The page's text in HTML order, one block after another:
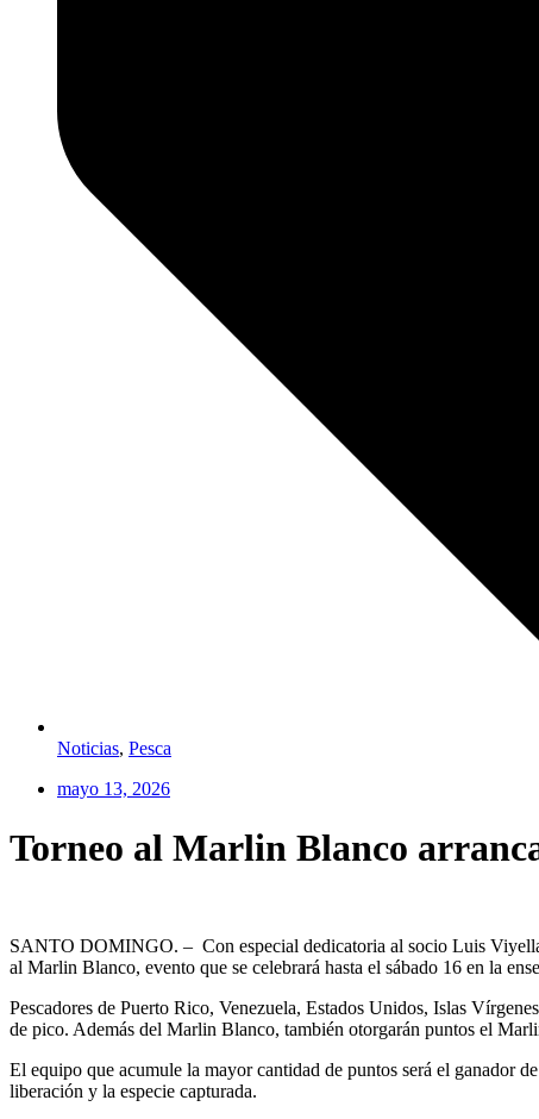
Noticias, Pesca
mayo 13, 2026
Torneo al Marlin Blanco
SANTO DOMINGO. – Con especial dedicatoria al socio Luis
al Marlin Blanco, evento que se celebrará hasta el sábado 16 en la
Pescadores de Puerto Rico, Venezuela, Estados Unidos, Islas
de pico. Además del Marlin Blanco, también otorgarán puntos el
El equipo que acumule la mayor cantidad de puntos será el ganador
liberación y la especie capturada.